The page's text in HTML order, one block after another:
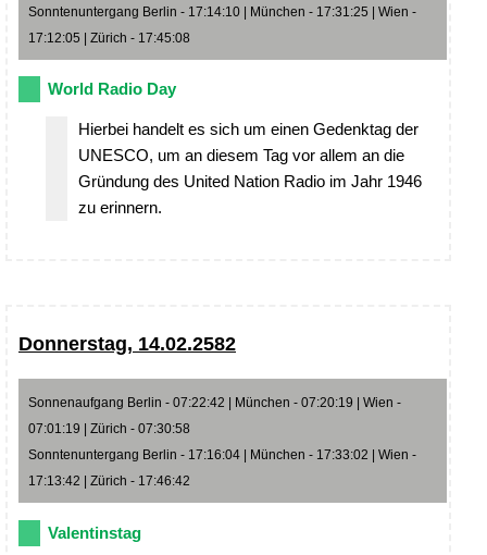
Sonntenuntergang Berlin - 17:14:10 | München - 17:31:25 | Wien -
17:12:05 | Zürich - 17:45:08
World Radio Day
Hierbei handelt es sich um einen Gedenktag der
UNESCO, um an diesem Tag vor allem an die
Gründung des United Nation Radio im Jahr 1946
zu erinnern.
Donnerstag, 14.02.2582
Sonnenaufgang Berlin - 07:22:42 | München - 07:20:19 | Wien -
07:01:19 | Zürich - 07:30:58
Sonntenuntergang Berlin - 17:16:04 | München - 17:33:02 | Wien -
17:13:42 | Zürich - 17:46:42
Valentinstag